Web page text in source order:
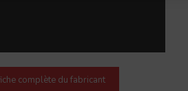
complète du fabricant